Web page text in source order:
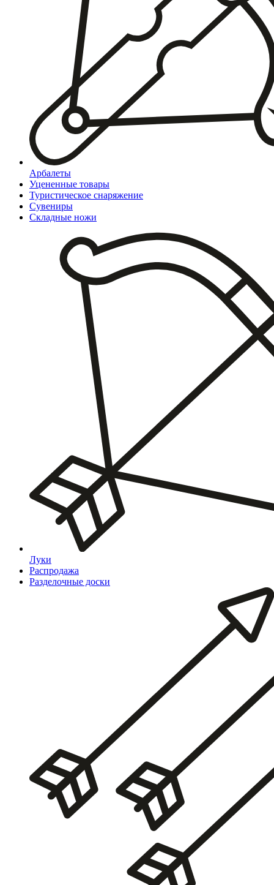
Арбалеты
Уцененные товары
Туристическое снаряжение
Сувениры
Складные ножи
Луки
Распродажа
Разделочные доски